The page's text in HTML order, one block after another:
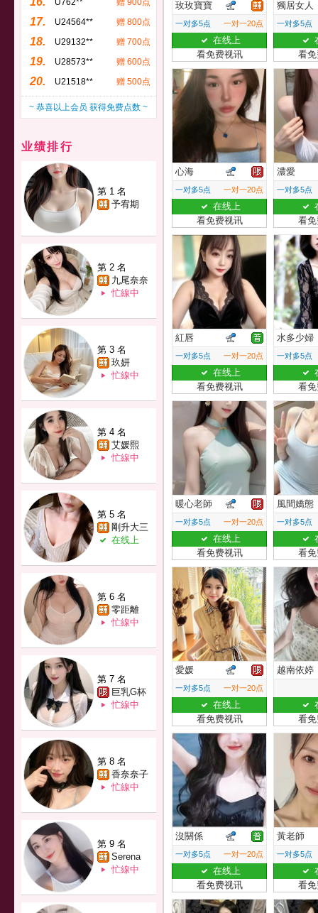
U762** 赠 900点
17. U24564** 赠 800点
18. U29132** 赠 700点
19. U28573** 赠 600点
20. U21518** 赠 500点
~ 恭喜以上会员 获得免费点数 ~
业绩排行
第 1 名
予宥期
第 2 名
九尾奈奈
忙線中
第 3 名
玖妍
忙線中
第 4 名
艾媛熙
忙線中
第 5 名
剛升大三
在线上
第 6 名
零距離
忙線中
第 7 名
巨乳G杯
忙線中
第 8 名
香奈奈子
忙線中
第 9 名
Serena
忙線中
玫玫寶寶
一对多5点 一对一20点
在线上
看免费视讯
獨居女人
一对多5点
看
心海
一对多5点 一对一20点
在线上
看免费视讯
濃愛
一对多5点
看
紅唇
一对多5点 一对一20点
在线上
看免费视讯
水多少婦
一对多5点
看
暖心老師
一对多5点 一对一20点
在线上
看免费视讯
風間嬌態
一对多5点
看
愛媛
一对多5点 一对一20点
在线上
看免费视讯
越南依婷
看
沒關係
一对多5点 一对一20点
在线上
看免费视讯
黃老師
一对多5点
看